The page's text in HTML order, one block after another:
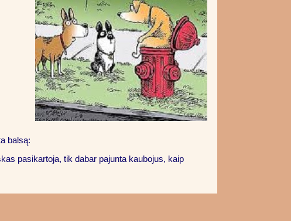
balsą:
pasikartoja, tik dabar pajunta kaubojus, kaip